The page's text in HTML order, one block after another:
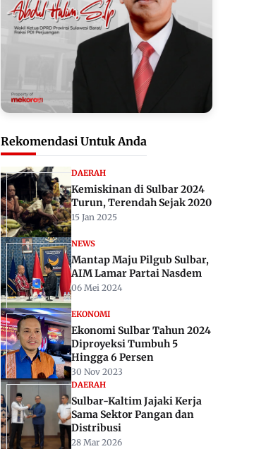
Rekomendasi Untuk Anda
DAERAH
Kemiskinan di Sulbar 2024
Turun, Terendah Sejak 2020
15 Jan 2025
NEWS
Mantap Maju Pilgub Sulbar,
AIM Lamar Partai Nasdem
06 Mei 2024
EKONOMI
Ekonomi Sulbar Tahun 2024
Diproyeksi Tumbuh 5
Hingga 6 Persen
30 Nov 2023
DAERAH
Sulbar-Kaltim Jajaki Kerja
Sama Sektor Pangan dan
Distribusi
28 Mar 2026